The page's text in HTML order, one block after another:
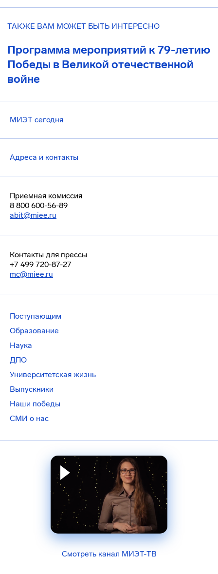
ТАКЖЕ ВАМ МОЖЕТ БЫТЬ ИНТЕРЕСНО
Программа мероприятий к 79-летию
Победы в Великой отечественной
войне
МИЭТ сегодня
Адреса и контакты
Приемная комиссия
8 800 600-56-89
abit@miee.ru
Контакты для прессы
+7 499 720-87-27
mc@miee.ru
Поступающим
Образование
Наука
ДПО
Университетская жизнь
Выпускники
Наши победы
СМИ о нас
Смотреть канал МИЭТ-ТВ